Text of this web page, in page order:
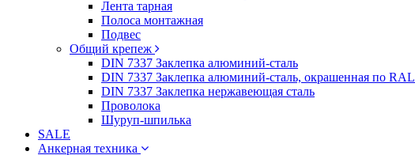
Лента тарная
Полоса монтажная
Подвес
Общий крепеж
DIN 7337 Заклепка алюминий-сталь
DIN 7337 Заклепка алюминий-сталь, окрашенная по RAL
DIN 7337 Заклепка нержавеющая сталь
Проволока
Шуруп-шпилька
SALE
Анкерная техника